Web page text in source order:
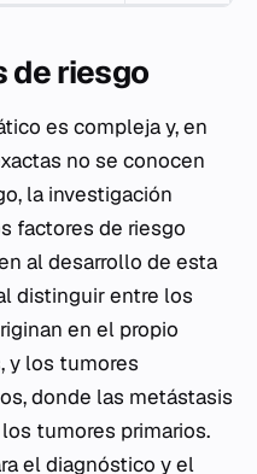
de riesgo
es compleja y, en
no se conocen
la investigación
factores de riesgo
al desarrollo de esta
distinguir entre los
en el propio
y los tumores
donde las metástasis
tumores primarios.
el diagnóstico y el